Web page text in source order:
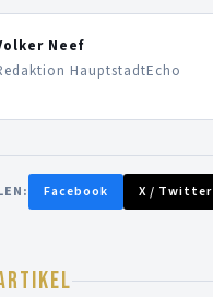
Neef
HauptstadtEcho
Facebook X / Twitter